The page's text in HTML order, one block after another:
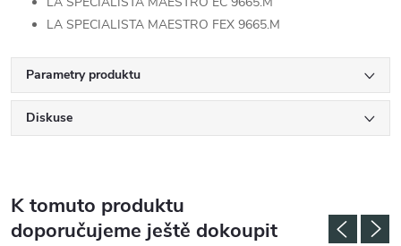
LA SPECIALISTA MAESTRO FEX 9665.M
Parametry produktu
Diskuse
K tomuto produktu
doporučujeme ještě dokoupit